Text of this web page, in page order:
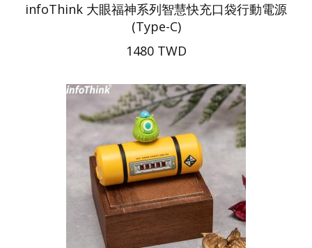
infoThink 大眼福神系列智慧快充口袋行動電源
(Type-C)
1480 TWD